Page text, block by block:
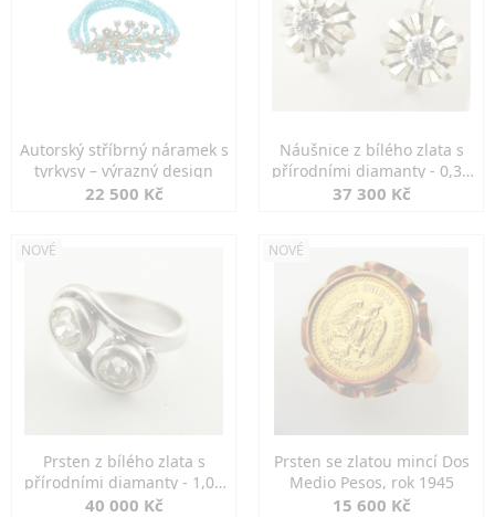
Autorský stříbrný náramek s
tyrkysy – výrazný design
22 500 Kč
Náušnice z bílého zlata s
přírodními diamanty - 0,30
ct
37 300 Kč
NOVÉ
Prsten z bílého zlata s
přírodními diamanty - 1,00
ct
40 000 Kč
NOVÉ
Prsten se zlatou mincí Dos
Medio Pesos, rok 1945
15 600 Kč